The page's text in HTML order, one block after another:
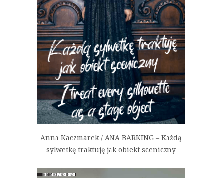
Anna Kaczmarek / ANA BARKING – Każdą
sylwetkę traktuję jak obiekt sceniczny